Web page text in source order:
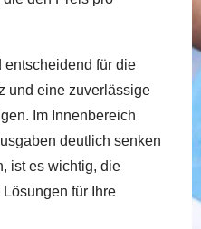
für die
und eine zuverlässige
Im Innenbereich
deutlich senken
ist es wichtig, die
für Ihre